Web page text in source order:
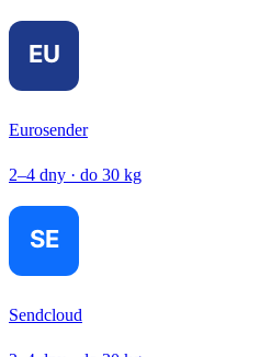
Eurosender
2–4 dny · do 30 kg
Sendcloud